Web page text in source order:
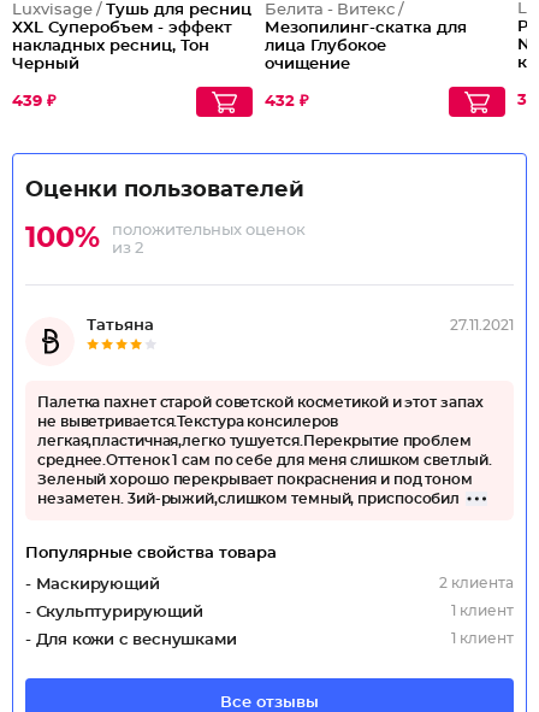
Luxvisage / Тушь для ресниц
XXL Суперобъем - эффект
накладных ресниц, Тон
Черный
439 ₽
Белита - Витекс /
Мезопилинг-скатка для
лица Глубокое
очищение
432 ₽
Оценки пользователей
100%
положительных оценок
из 2
Татьяна 27.11.2021
Палетка пахнет старой советской косметикой и этот запах
не выветривается.Текстура консилеров
легкая,пластичная,легко тушуется.Перекрытие проблем
среднее.Оттенок 1 сам по себе для меня слишком светлый.
Зеленый хорошо перекрывает покраснения и под тоном
незаметен. 3ий-рыжий,слишком темный, приспособил
Популярные свойства товара
- Маскирующий
2 клиента
- Скульптурирующий 1 клиент
- Для кожи с веснушками 1 клиент
Все отзывы